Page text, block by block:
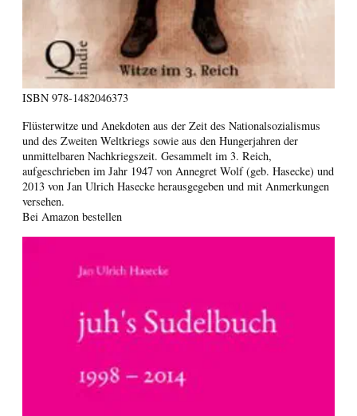
ISBN 978-1482046373
Flüsterwitze und Anekdoten aus der Zeit des Nationalsozialismus
und des Zweiten Weltkriegs sowie aus den Hungerjahren der
unmittelbaren Nachkriegszeit. Gesammelt im 3. Reich,
aufgeschrieben im Jahr 1947 von Annegret Wolf (geb. Hasecke) und
2013 von Jan Ulrich Hasecke herausgegeben und mit Anmerkungen
versehen.
Bei Amazon bestellen